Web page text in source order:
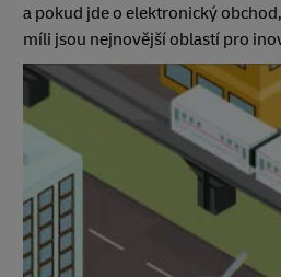
a pokud jde o elektronický
míli jsou nejnovější oblastí pro